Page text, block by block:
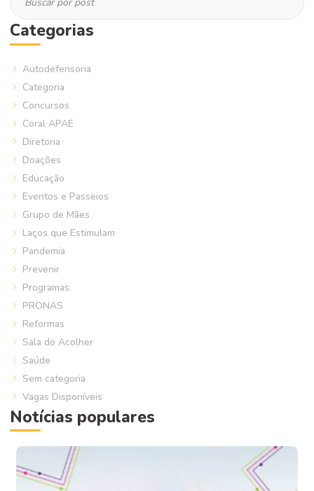
Categorias
Autodefensoria
Categoria
Concursos
Coral APAE
Diretoria
Doações
Educação
Eventos e Passeios
Grupo de Mães
Laços que Estimulam
Pandemia
Prevenir
Programas
PRONAS
Reformas
Sala do Acolher
Saúde
Sem categoria
Vagas Disponíveis
Notícias populares